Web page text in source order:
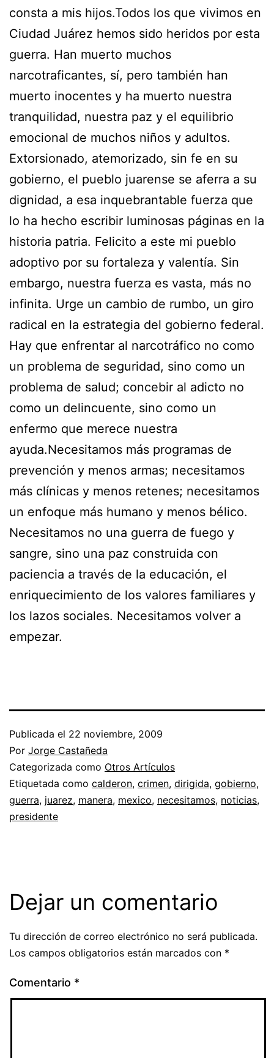
consta a mis hijos.Todos los que vivimos en
Ciudad Juárez hemos sido heridos por esta
guerra. Han muerto muchos
narcotraficantes, sí, pero también han
muerto inocentes y ha muerto nuestra
tranquilidad, nuestra paz y el equilibrio
emocional de muchos niños y adultos.
Extorsionado, atemorizado, sin fe en su
gobierno, el pueblo juarense se aferra a su
dignidad, a esa inquebrantable fuerza que
lo ha hecho escribir luminosas páginas en la
historia patria. Felicito a este mi pueblo
adoptivo por su fortaleza y valentía. Sin
embargo, nuestra fuerza es vasta, más no
infinita. Urge un cambio de rumbo, un giro
radical en la estrategia del gobierno federal.
Hay que enfrentar al narcotráfico no como
un problema de seguridad, sino como un
problema de salud; concebir al adicto no
como un delincuente, sino como un
enfermo que merece nuestra
ayuda.Necesitamos más programas de
prevención y menos armas; necesitamos
más clínicas y menos retenes; necesitamos
un enfoque más humano y menos bélico.
Necesitamos no una guerra de fuego y
sangre, sino una paz construida con
paciencia a través de la educación, el
enriquecimiento de los valores familiares y
los lazos sociales. Necesitamos volver a
empezar.
Publicada el 22 noviembre, 2009
Por Jorge Castañeda
Categorizada como Otros Artículos
Etiquetada como calderon, crimen, dirigida, gobierno,
guerra, juarez, manera, mexico, necesitamos, noticias,
presidente
Dejar un comentario
Tu dirección de correo electrónico no será publicada.
Los campos obligatorios están marcados con *
Comentario *